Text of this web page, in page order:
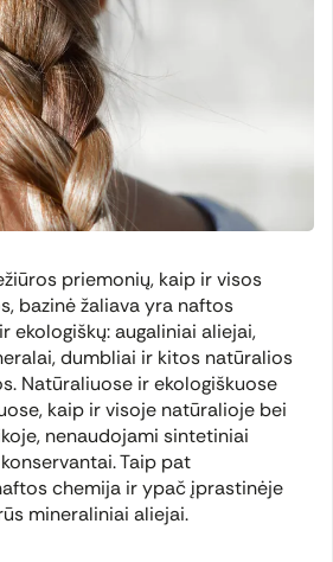
priemonių, kaip ir visos
bazinė žaliava yra naftos
ekologiškų: augaliniai aliejai,
dumbliai ir kitos natūralios
Natūraliuose ir ekologiškuose
kaip ir visoje natūralioje bei
nenaudojami sintetiniai
Taip pat
chemija ir ypač įprastinėje
mineraliniai aliejai.